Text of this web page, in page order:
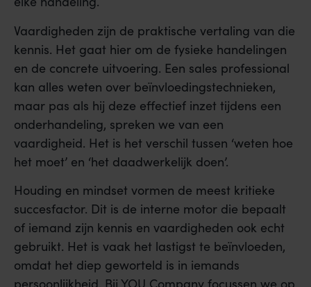
Vaardigheden zijn de praktische vertaling van die
kennis. Het gaat hier om de fysieke handelingen
en de concrete uitvoering. Een sales professional
kan alles weten over beïnvloedingstechnieken,
maar pas als hij deze effectief inzet tijdens een
onderhandeling, spreken we van een
vaardigheid. Het is het verschil tussen ‘weten hoe
het moet’ en ‘het daadwerkelijk doen’.
Houding en mindset vormen de meest kritieke
succesfactor. Dit is de interne motor die bepaalt
of iemand zijn kennis en vaardigheden ook echt
gebruikt. Het is vaak het lastigst te beïnvloeden,
omdat het diep geworteld is in iemands
persoonlijkheid. Bij YOU Company focussen we op